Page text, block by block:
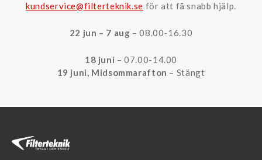
kundservice@filterteknik.se för att få snabb hjälp.
22 jun – 7 aug – 08.00-16.30
18 juni – 07.00-14.00
19 juni, Midsommarafton – Stängt